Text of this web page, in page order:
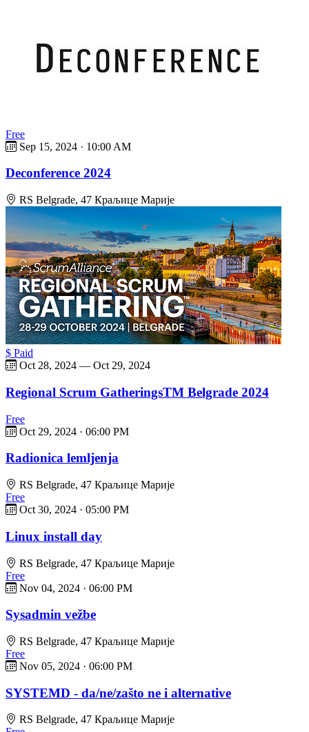
Free
Sep 15, 2024 · 10:00 AM
Deconference 2024
RS Belgrade, 47 Краљице Марије
$ Paid
Oct 28, 2024 — Oct 29, 2024
Regional Scrum GatheringsTM Belgrade 2024
Free
Oct 29, 2024 · 06:00 PM
Radionica lemljenja
RS Belgrade, 47 Краљице Марије
Free
Oct 30, 2024 · 05:00 PM
Linux install day
RS Belgrade, 47 Краљице Марије
Free
Nov 04, 2024 · 06:00 PM
Sysadmin vežbe
RS Belgrade, 47 Краљице Марије
Free
Nov 05, 2024 · 06:00 PM
SYSTEMD - da/ne/zašto ne i alternative
RS Belgrade, 47 Краљице Марије